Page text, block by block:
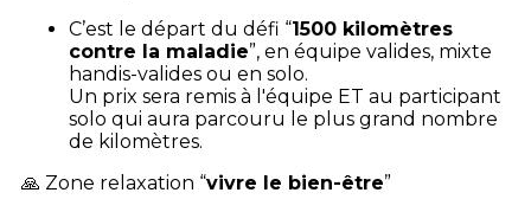
C’est le départ du défi “1500 kilomètres
contre la maladie”, en équipe valides, mixte
handis-valides ou en solo.
Un prix sera remis à l'équipe ET au participant
solo qui aura parcouru le plus grand nombre
de kilomètres.
🙏 Zone relaxation “vivre le bien-être”